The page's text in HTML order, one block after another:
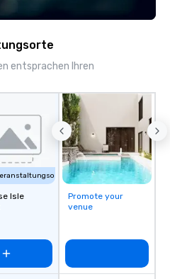
entsprachen Ihren
Isle
Promote your
venue